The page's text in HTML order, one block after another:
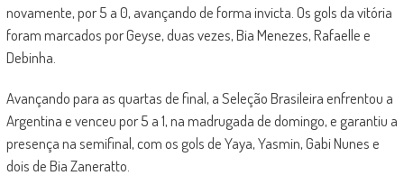
novamente, por 5 a 0, avançando de forma invicta. Os gols da vitória
foram marcados por Geyse, duas vezes, Bia Menezes, Rafaelle e
Debinha.
Avançando para as quartas de final, a Seleção Brasileira enfrentou a
Argentina e venceu por 5 a 1, na madrugada de domingo, e garantiu a
presença na semifinal, com os gols de Yaya, Yasmin, Gabi Nunes e
dois de Bia Zaneratto.